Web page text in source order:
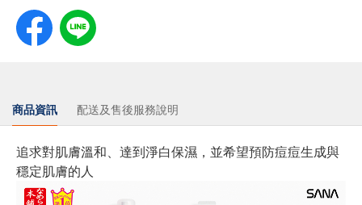
商品資訊 配送及售後服務說明
追求對肌膚溫和、達到淨白保濕，並希望預防痘痘生成與
穩定肌膚的人